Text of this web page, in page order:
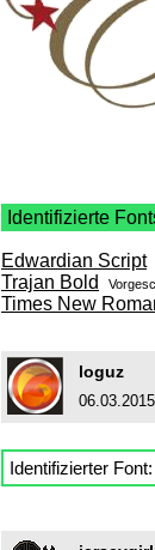
Identifizierte
Edwardian Script
Trajan Bold
Times New
loguz
Identifizierter Font: